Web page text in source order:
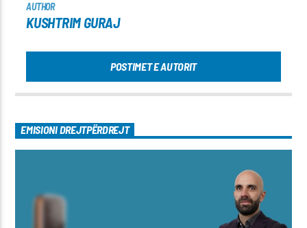
AUTHOR
KUSHTRIM GURAJ
POSTIMET E AUTORIT
EMISIONI DREJTPËRDREJT